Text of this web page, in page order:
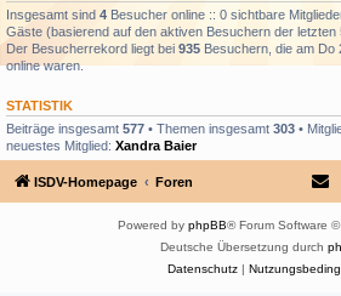
Insgesamt sind 4 Besucher online :: 0 sichtbare
Gäste (basierend auf den aktiven Besuchern der letzten
Der Besucherrekord liegt bei 935 Besuchern, die am Do
online waren.
STATISTIK
Beiträge insgesamt 577 • Themen insgesamt 303 •
neuestes Mitglied: Xandra Baier
ISDV-Homepage Foren
Powered by phpBB® Forum Software
Deutsche Übersetzung durch
Datenschutz|